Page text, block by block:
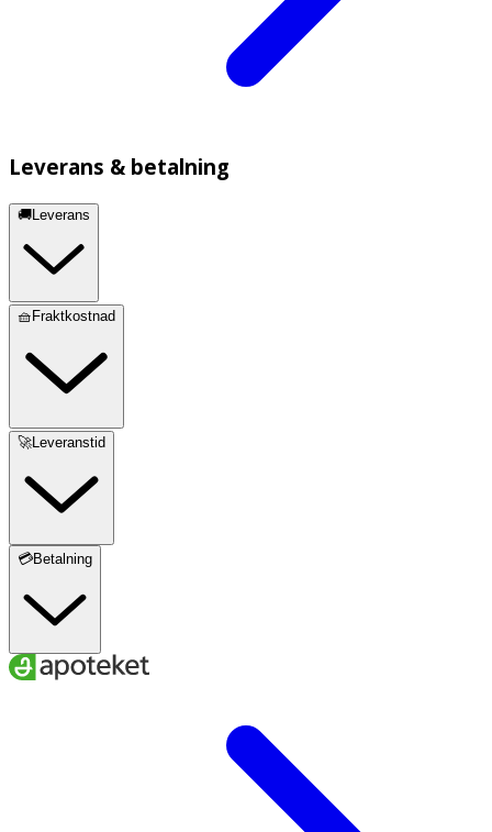
Leverans & betalning
🚚Leverans
🧺Fraktkostnad
🚀Leveranstid
💳Betalning